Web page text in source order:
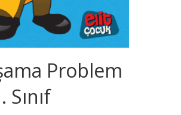
Problem
Sınıf